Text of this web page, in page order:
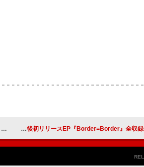
TenTwenty、XIIXよりバンド表記変更後初リリースEP『Border=Border』